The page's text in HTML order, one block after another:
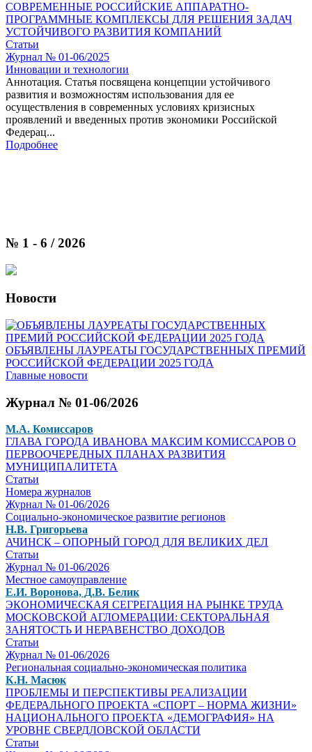
СОВРЕМЕННЫЕ РОССИЙСКИЕ АППАРАТНО-
ПРОГРАММНЫЕ КОМПЛЕКСЫ ДЛЯ РЕШЕНИЯ ЗАДАЧ
УСТОЙЧИВОГО РАЗВИТИЯ КОМПАНИЙ
Статьи
Журнал № 01-06/2025
Инновации и технологии
Аннотация. Статья посвящена концепции устойчивого
развития и возможностям использования для ее
осуществления в современных условиях кризисных
проявлений и введенных против экономики Российской
Федерац...
Подробнее
№ 1 - 6 / 2026
Новости
ОБЪЯВЛЕНЫ ЛАУРЕАТЫ ГОСУДАРСТВЕННЫХ ПРЕМИЙ
РОССИЙСКОЙ ФЕДЕРАЦИИ 2025 ГОДА
Главные новости
Журнал № 01-06/2026
М.А. Комиссаров
ГЛАВА ГОРОДА ИВАНОВА МАКСИМ КОМИССАРОВ О
ПЕРВООЧЕРЕДНЫХ ПЛАНАХ РАЗВИТИЯ
МУНИЦИПАЛИТЕТА
Статьи
Номера журналов
Журнал № 01-06/2026
Социально-экономическое развитие регионов
Н.В. Григорьева
АЧИНСК – ОПОРНЫЙ ГОРОД ДЛЯ ВЕЛИКИХ ДЕЛ
Статьи
Журнал № 01-06/2026
Местное самоуправление
Е.И. Воронова, Д.В. Белик
ЭКОНОМИЧЕСКАЯ СЕГРЕГАЦИЯ НА РЫНКЕ ТРУДА
МОСКОВСКОЙ АГЛОМЕРАЦИИ: СЕКТОРАЛЬНАЯ
ЗАНЯТОСТЬ И НЕРАВЕНСТВО ДОХОДОВ
Статьи
Журнал № 01-06/2026
Региональная социально-экономическая политика
К.Н. Масюк
ПРОБЛЕМЫ И ПЕРСПЕКТИВЫ РЕАЛИЗАЦИИ
ФЕДЕРАЛЬНОГО ПРОЕКТА «СПОРТ – НОРМА ЖИЗНИ»
НАЦИОНАЛЬНОГО ПРОЕКТА «ДЕМОГРАФИЯ» НА
УРОВНЕ СВЕРДЛОВСКОЙ ОБЛАСТИ
Статьи